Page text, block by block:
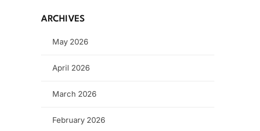
ARCHIVES
May 2026
April 2026
March 2026
February 2026